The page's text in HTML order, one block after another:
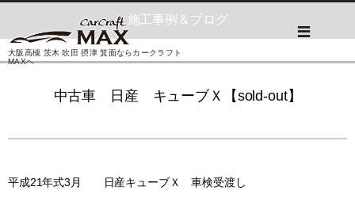
大阪高槻 茨木 吹田 摂津 箕面ならカークラフト
MAXへ
施工事例＆ブログ
中古車 日産 キューブＸ【sold-out】
平成21年式3月 日産キューブＸ 車検受渡し